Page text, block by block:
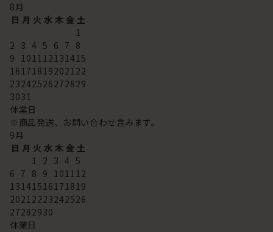
8月
日 月 火 水 木 金 土
1
2 3 4 5 6 7 8
9 101112131415
16171819202122
23242526272829
3031
休業日
※商品発送、お問い合わせ含みます。
9月
日 月 火 水 木 金 土
1 2 3 4 5
6 7 8 9 101112
13141516171819
20212223242526
27282930
休業日